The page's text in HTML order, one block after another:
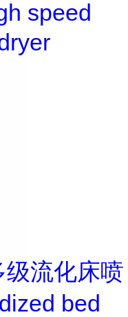
speed
流化床喷
bed